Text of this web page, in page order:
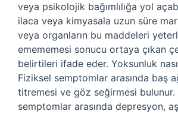
veya psikolojik bağımlılığa yol
ilaca veya kimyasala uzun süre
veya organların bu maddeleri
emememesi sonucu ortaya çıkan
belirtileri ifade eder. Yoksunluk nasıl
Fiziksel semptomlar arasında baş
titremesi ve göz seğirmesi
semptomlar arasında depresyon,